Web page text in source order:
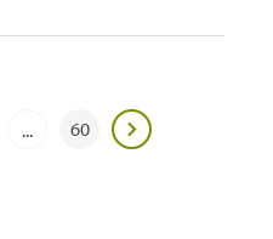
... 60